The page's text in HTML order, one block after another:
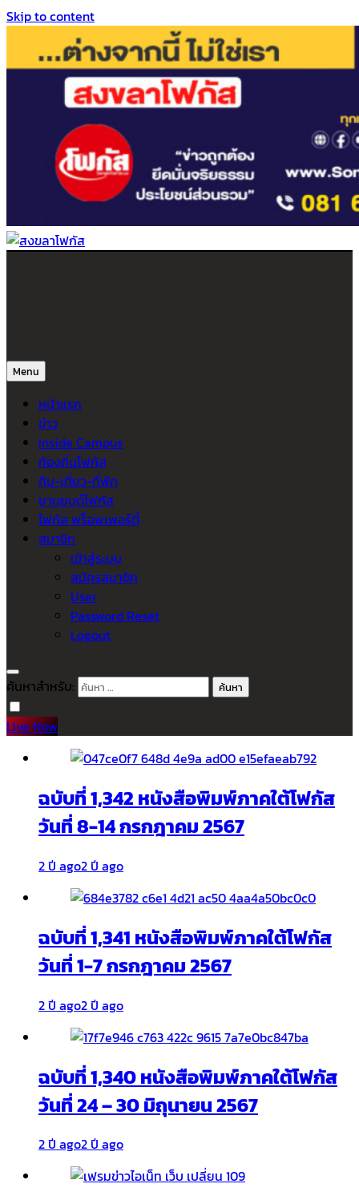
Skip to content
Menu
หน้าแรก
ข่าว
Inside Campus
ท้องถิ่นโฟกัส
กิน-เที่ยว-ที่พัก
ยานยนต์โฟกัส
โฟกัส พร็อพเพอร์ตี้
สมาชิก
เข้าสู่ระบบ
สมัครสมาชิก
User
Password Reset
Logout
ค้นหาสำหรับ:
Live Now
ฉบับที่ 1,342 หนังสือพิมพ์ภาคใต้โฟกัส
วันที่ 8-14 กรกฎาคม 2567
2 ปี ago2 ปี ago
ฉบับที่ 1,341 หนังสือพิมพ์ภาคใต้โฟกัส
วันที่ 1-7 กรกฎาคม 2567
2 ปี ago2 ปี ago
ฉบับที่ 1,340 หนังสือพิมพ์ภาคใต้โฟกัส
วันที่ 24 – 30 มิถุนายน 2567
2 ปี ago2 ปี ago